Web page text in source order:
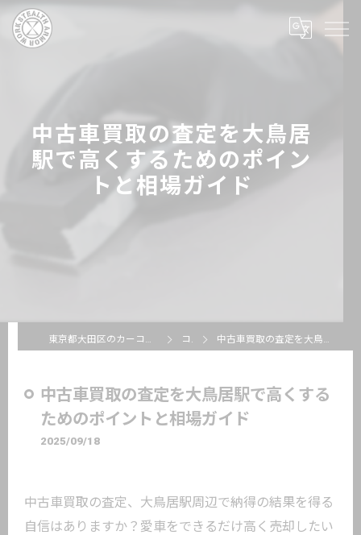
中古車買取の査定を大鳥居
駅で高くするためのポイン
トと相場ガイド
東京都大田区のカーコーティングならSTEALTH ARMOR WORKS コラム 中古車買取の査定を大鳥居駅で高くするためのポイントと相場ガイド
中古車買取の査定を大鳥居駅で高くする
ためのポイントと相場ガイド
2025/09/18
中古車買取の査定、大鳥居駅周辺で納得の結果を得る
自信はありますか？愛車をできるだけ高く売却したい